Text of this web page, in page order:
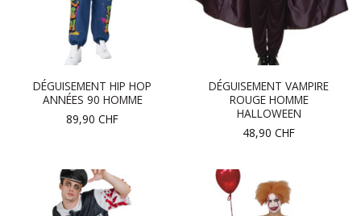
DÉGUISEMENT HIP HOP
ANNÉES 90 HOMME
89,90 CHF
DÉGUISEMENT VAMPIRE
ROUGE HOMME
HALLOWEEN
48,90 CHF